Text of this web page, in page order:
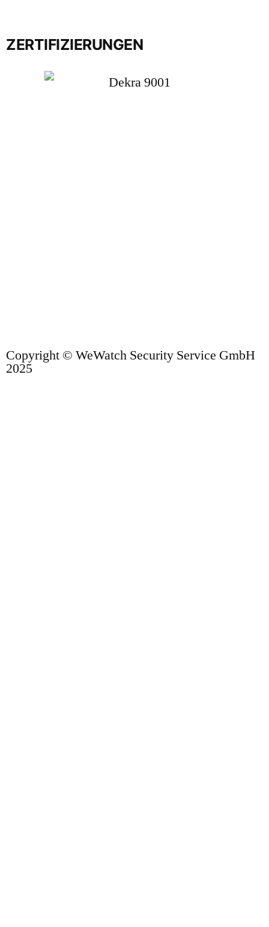
ZERTIFIZIERUNGEN
Copyright © WeWatch Security Service GmbH
2025